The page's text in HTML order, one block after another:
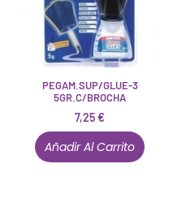
PEGAM.SUP/GLUE-3
5GR.C/BROCHA
7,25€
Añadir Al Carrito